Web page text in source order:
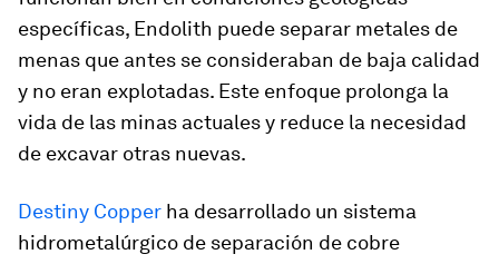
específicas, Endolith puede separar metales de
menas que antes se consideraban de baja calidad
y no eran explotadas. Este enfoque prolonga la
vida de las minas actuales y reduce la necesidad
de excavar otras nuevas.
Destiny Copper ha desarrollado un sistema
hidrometalúrgico de separación de cobre